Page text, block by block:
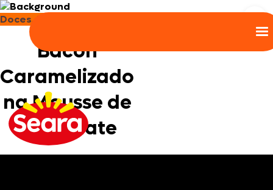
Doces, Bolos e Sobremesas
Bacon
Caramelizado
na Mousse de
Chocolate